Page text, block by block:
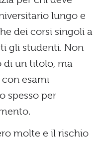
lungo e
dei corsi singoli a
gli studenti. Non
di un titolo, ma
esami
spesso per
molte e il rischio